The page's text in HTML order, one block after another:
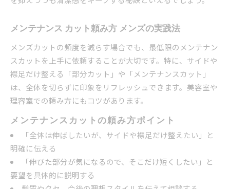
メンテナンス カット頼み方 メンズの実践法
メンズカットの頻度を減らす場合でも、最低限のメンテナン
スカットを上手に依頼することが大切です。特に、サイドや
襟足だけ整える「部分カット」や「メンテナンスカット」
は、全体を切らずに印象をリフレッシュできます。美容室や
理容室での頼み方にもコツがあります。
メンテナンスカットの頼み方ポイント
「全体は伸ばしたいが、サイドや襟足だけ整えたい」と
明確に伝える
「伸びた部分が気になるので、そこだけ短くしたい」と
要望を具体的に説明する